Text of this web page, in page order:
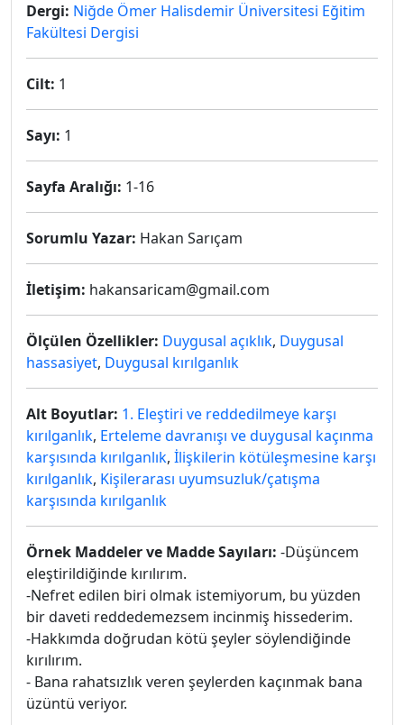
Dergi: Niğde Ömer Halisdemir Üniversitesi Eğitim
Fakültesi Dergisi
Cilt: 1
Sayı: 1
Sayfa Aralığı: 1-16
Sorumlu Yazar: Hakan Sarıçam
İletişim: hakansaricam@gmail.com
Ölçülen Özellikler: Duygusal açıklık, Duygusal
hassasiyet, Duygusal kırılganlık
Alt Boyutlar: 1. Eleştiri ve reddedilmeye karşı
kırılganlık, Erteleme davranışı ve duygusal kaçınma
karşısında kırılganlık, İlişkilerin kötüleşmesine karşı
kırılganlık, Kişilerarası uyumsuzluk/çatışma
karşısında kırılganlık
Örnek Maddeler ve Madde Sayıları: -Düşüncem
eleştirildiğinde kırılırım.
-Nefret edilen biri olmak istemiyorum, bu yüzden
bir daveti reddedemezsem incinmiş hissederim.
-Hakkımda doğrudan kötü şeyler söylendiğinde
kırılırım.
- Bana rahatsızlık veren şeylerden kaçınmak bana
üzüntü veriyor.